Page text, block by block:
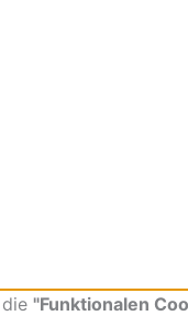
"Funktionalen